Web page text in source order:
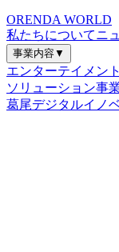
ORENDA WORLD
私たちについてニ
事業内容▼
エンターテイメン
ソリューション事
葛尾デジタルイノ